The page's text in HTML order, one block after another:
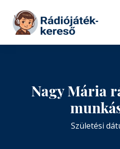
Tovább a tartalomhoz
Nagy Mária
Születési